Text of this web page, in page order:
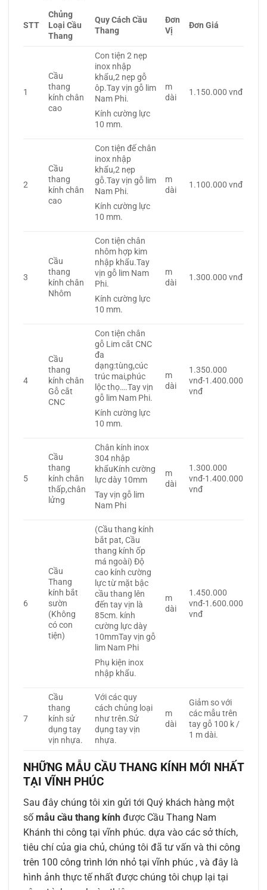
STT
Chủng
Loại Cầu
Thang
Quy Cách Cầu
Thang
Đơn
Vị
Đơn Giá
1
Cầu
thang
kính chân
cao
Con tiện 2 nẹp
inox nhập
khẩu,2 nẹp gỗ
ôp.Tay vịn gỗ lim
Nam Phi.
Kính cường lực
10 mm.
m
dài
1.150.000 vnđ
2
Cầu
thang
kính chân
cao
Con tiện đế chân
inox nhập
khẩu,2 nẹp
gỗ.Tay vịn gỗ lim
Nam Phi.
Kính cường lực
10 mm.
m
dài
1.100.000 vnđ
3
Cầu
thang
kính chân
Nhôm
Con tiện chân
nhôm hợp kim
nhập khẩu.Tay
vịn gỗ lim Nam
Phi.
Kính cường lực
10 mm.
m
dài
1.300.000 vnđ
4
Cầu
thang
kính chân
Gỗ cắt
CNC
Con tiện chân
gỗ Lim cắt CNC
đa
dạng:tùng,cúc
trúc mai,phúc
lộc thọ….Tay vịn
gỗ lim Nam Phi.
Kính cường lực
10 mm.
m
dài
1.350.000
vnđ-1.400.000
vnđ
5
Cầu
thang
kính chân
thấp,chân
lửng
Chân kính inox
304 nhập
khẩuKính cường
lực dày 10mm
Tay vịn gỗ lim
Nam Phi
m
dài
1.300.000
vnđ-1.400.000
vnđ
6
Cầu
Thang
kính bắt
sườn
(Không
có con
tiện)
(Cầu thang kính
bắt pat, Cầu
thang kính ốp
má ngoài) Độ
cao kính cường
lực từ mặt bậc
cầu thang lên
đến tay vịn là
85cm. kính
cường lực dày
10mmTay vịn gỗ
lim Nam Phi
Phụ kiện inox
nhập khẩu.
m
dài
1.450.000
vnđ-1.600.000
vnđ
7
Cầu
thang
kính sử
dụng tay
vịn nhựa.
Với các quy
cách chủng loại
như trên.Sử
dụng tay vịn
nhựa.
m
dài
Giảm so với
các mẫu trên
tay gỗ 100 k /
1 m dài.
NHỮNG MẪU CẦU THANG KÍNH MỚI NHẤT
TẠI VĨNH PHÚC
Sau đây chúng tôi xin gửi tới Quý khách hàng một
sốmẫu cầu thang kính được Cầu Thang Nam
Khánh thi công tại vĩnh phúc. dựa vào các sở thích,
tiêu chí của gia chủ, chúng tôi đã tư vấn và thi công
trên 100 công trình lớn nhỏ tại vĩnh phúc , và đây là
hình ảnh thực tế nhất được chúng tôi chụp lại tại